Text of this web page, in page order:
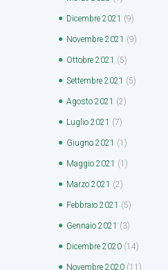
Dicembre 2021 (9)
Novembre 2021 (9)
Ottobre 2021 (5)
Settembre 2021 (5)
Agosto 2021 (2)
Luglio 2021 (7)
Giugno 2021 (1)
Maggio 2021 (1)
Marzo 2021 (2)
Febbraio 2021 (5)
Gennaio 2021 (3)
Dicembre 2020 (14)
Novembre 2020 (11)